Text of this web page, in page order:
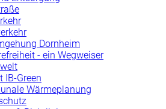
Dornheim
- ein Wegweiser
IB-Green
Wärmeplanung